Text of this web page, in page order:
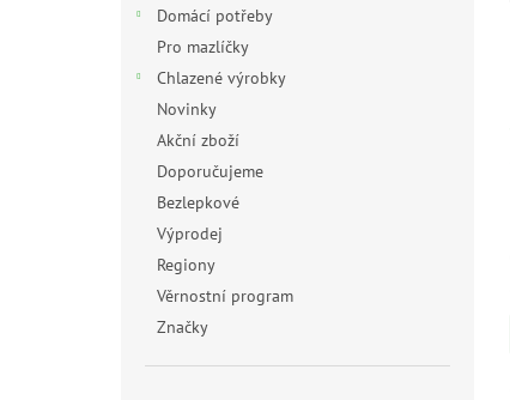
Domácí potřeby
Pro mazlíčky
Chlazené výrobky
Novinky
Akční zboží
Doporučujeme
Bezlepkové
Výprodej
Regiony
Věrnostní program
Značky